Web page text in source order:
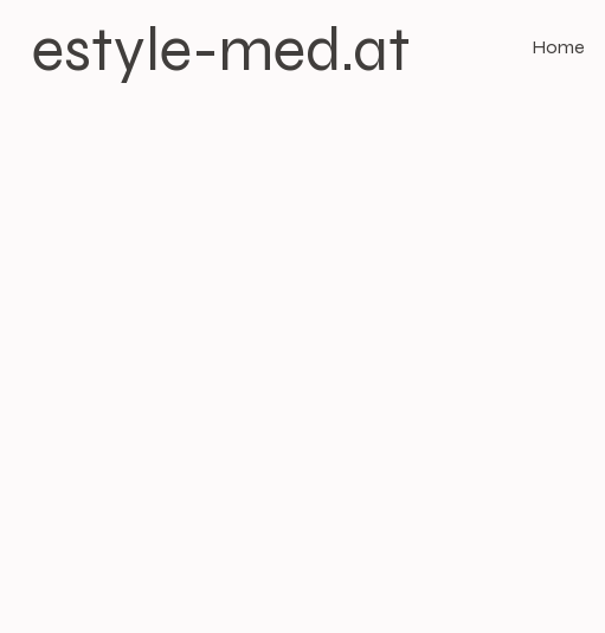
estyle-med.at Home